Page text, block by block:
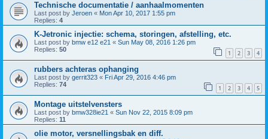
Technische documentatie / aanhaalmomenten
Last post by Jeroen « Mon Apr 10, 2017 1:55 pm
Replies: 4
K-Jetronic injectie: schema, storingen, afstelling, etc.
Last post by bmw e12 e21 « Sun May 08, 2016 1:26 pm
Replies: 50 1 2 3 4
rubbers achteras ophanging
Last post by gerrit323 « Fri Apr 29, 2016 4:46 pm
Replies: 74 1 2 3 4 5
Montage uitstelvensters
Last post by bmw328ie21 « Sun Nov 22, 2015 8:09 pm
Replies: 11
olie motor, versnellingsbak en diff.